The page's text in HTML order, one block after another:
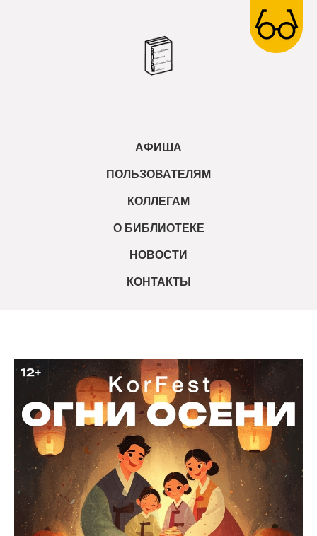
АФИША
ПОЛЬЗОВАТЕЛЯМ
КОЛЛЕГАМ
О БИБЛИОТЕКЕ
НОВОСТИ
КОНТАКТЫ